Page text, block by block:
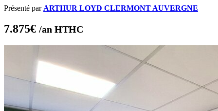
Présenté par ARTHUR LOYD CLERMONT AUVERGNE
7.875€ /an HTHC